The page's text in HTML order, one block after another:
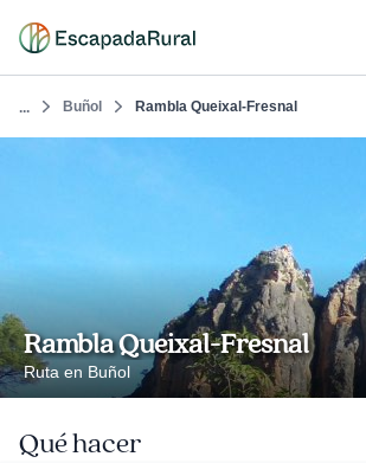
... Buñol Rambla Queixal-Fresnal
Rambla Queixal-Fresnal
Ruta en Buñol
Qué hacer